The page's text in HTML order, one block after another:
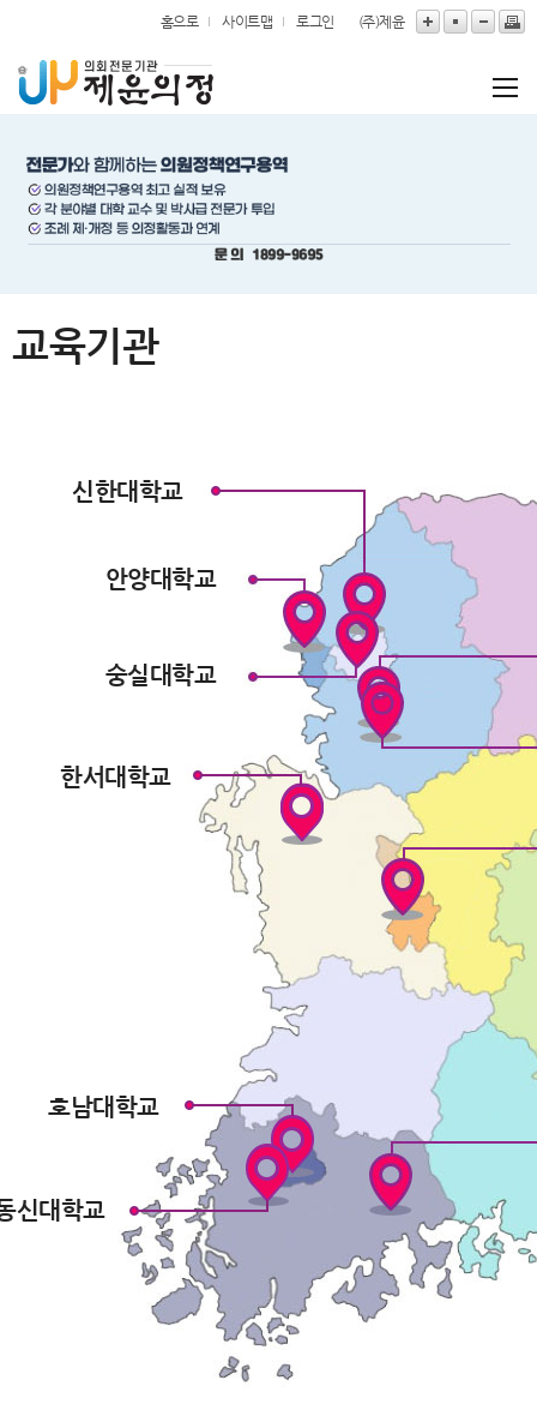
홈으로 사이트맵 로그인 (주)제윤
교육기관
안양대학교
숭실대학교
신한대학교
호남대학교
신대학교
한서대학교